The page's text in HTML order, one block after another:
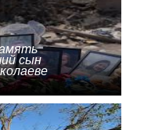
сын